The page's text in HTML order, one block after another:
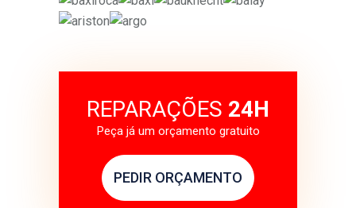
REPARAÇÕES 24H
Peça já um orçamento gratuito
PEDIR ORÇAMENTO